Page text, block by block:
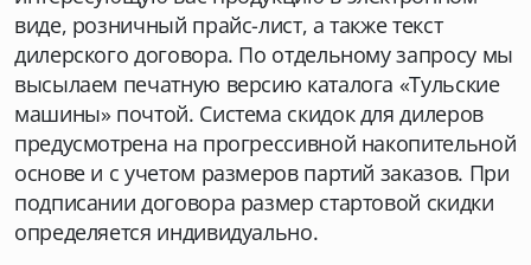
виде, розничный прайс-лист, а также текст
дилерского договора. По отдельному запросу мы
высылаем печатную версию каталога «Тульские
машины» почтой. Система скидок для дилеров
предусмотрена на прогрессивной накопительной
основе и с учетом размеров партий заказов. При
подписании договора размер стартовой скидки
определяется индивидуально.